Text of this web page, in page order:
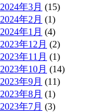
2024年3月 (15)
2024年2月 (1)
2024年1月 (4)
2023年12月 (2)
2023年11月 (1)
2023年10月 (14)
2023年9月 (11)
2023年8月 (1)
2023年7月 (3)